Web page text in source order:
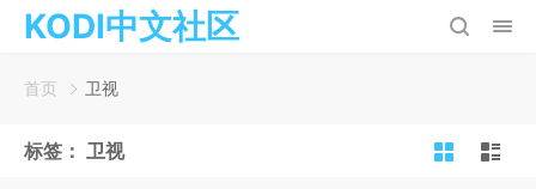
KODI中文社区
首页 卫视
标签： 卫视